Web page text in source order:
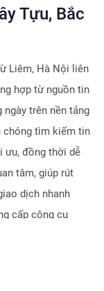
Tựu, Bắc
Liêm, Hà Nội liên
hợp từ nguồn tin
trên nền tảng
chóng tìm kiếm tin
ưu, đồng thời dễ
tâm, giúp rút
dịch nhanh
cấp công cụ
môi giới nhận